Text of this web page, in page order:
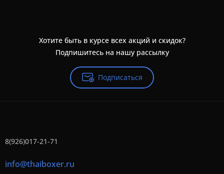
Хотите быть в курсе всех акций и скидок?
Подпишитесь на нашу рассылку
Подписаться
8(926)017-21-71
info@thaiboxer.ru